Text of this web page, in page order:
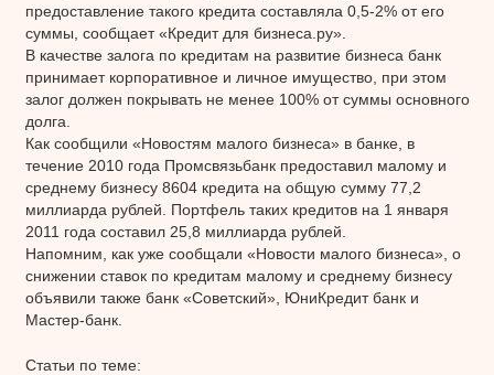
предоставление такого кредита составляла 0,5-2% от его
суммы, сообщает «Кредит для бизнеса.ру».
В качестве залога по кредитам на развитие бизнеса банк
принимает корпоративное и личное имущество, при этом
залог должен покрывать не менее 100% от суммы основного
долга.
Как сообщили «Новостям малого бизнеса» в банке, в
течение 2010 года Промсвязьбанк предоставил малому и
среднему бизнесу 8604 кредита на общую сумму 77,2
миллиарда рублей. Портфель таких кредитов на 1 января
2011 года составил 25,8 миллиарда рублей.
Напомним, как уже сообщали «Новости малого бизнеса», о
снижении ставок по кредитам малому и среднему бизнесу
объявили также банк «Советский», ЮниКредит банк и
Мастер-банк.
Статьи по теме: